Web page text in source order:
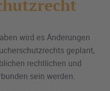
wird es Änderungen
geplant,
rechtlichen und
sein werden.